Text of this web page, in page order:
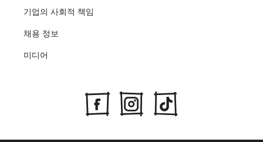
기업의 사회적 책임
채용 정보
미디어